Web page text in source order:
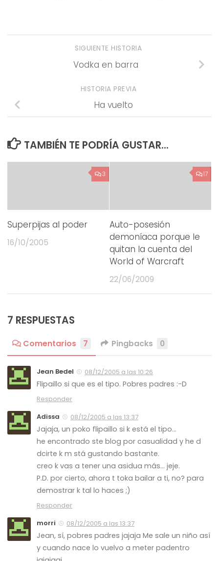
SIGUIENTE HISTORIA
Vodka en barra
HISTORIA PREVIA
Ha vuelto
TAMBIÉN TE PODRÍA GUSTAR...
3
Superpijas al poder
16/10/2005
17
Auto-posesión
demoníaca porque le
quitan la cuenta del
World of Warcraft
22/06/2009
7 RESPUESTAS
Comentarios 7 Pingbacks 0
Jean Bedel 08/12/2005 a las 10:26
Flipaillo si que es el tipo. Pobres padres :-D
Responder
Adissa
08/12/2005 a las 13:37
Jajaja, un poko flipaillo si k está el tipo…
he encontrado ste blog por casualidad y he d
dcirte k m stá gustando bastante.
creo k vas a tener una asidua más… jeje.
P.D. por cierto, ahora t toka bailar a ti, no? para
demostrar k tal lo haces ;)
Responder
morri
08/12/2005 a las 13:37
Jean, sí, pobres padres jajaja Me sale un niño así
y cuando nace lo vuelvo a meter padentro